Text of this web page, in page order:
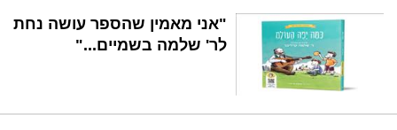
"אני מאמין שהספר עושה נחת
לר' שלמה בשמיים..."